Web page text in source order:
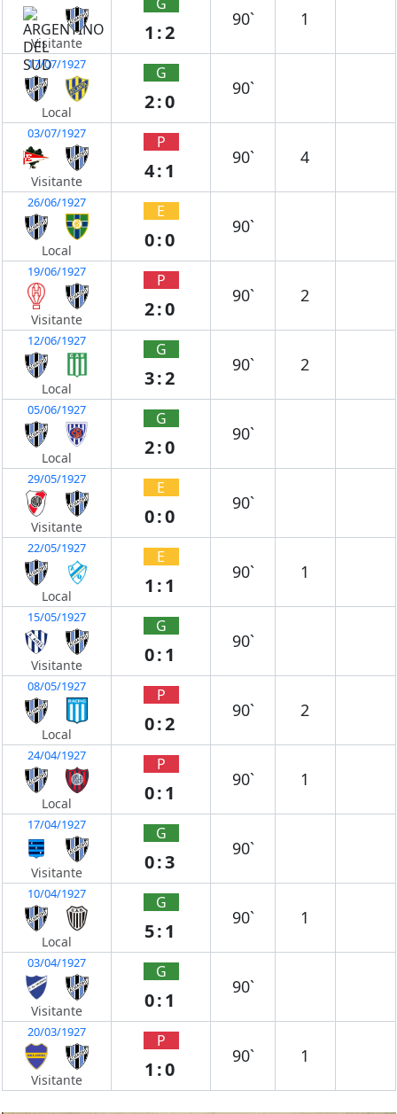
Visitante 1:2
90` 1
17/07/1927
Local
G
2:0
90`
03/07/1927
Visitante
P
4:1
90` 4
26/06/1927
Local
E
0:0
90`
19/06/1927
Visitante
P
2:0
90` 2
12/06/1927
Local
G
3:2
90` 2
05/06/1927
Local
G
2:0
90`
29/05/1927
Visitante
E
0:0
90`
22/05/1927
Local
E
1:1
90` 1
15/05/1927
Visitante
G
0:1
90`
08/05/1927
Local
P
0:2
90` 2
24/04/1927
Local
P
0:1
90` 1
17/04/1927
Visitante
G
0:3
90`
10/04/1927
Local
G
5:1
90` 1
03/04/1927
Visitante
G
0:1
90`
20/03/1927
Visitante
P
1:0
90` 1